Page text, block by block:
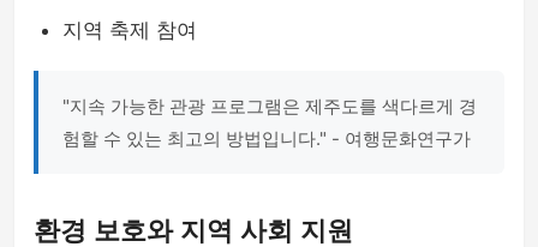
지역 축제 참여
"지속 가능한 관광 프로그램은 제주도를 색다르게 경
험할 수 있는 최고의 방법입니다." - 여행문화연구가
환경 보호와 지역 사회 지원